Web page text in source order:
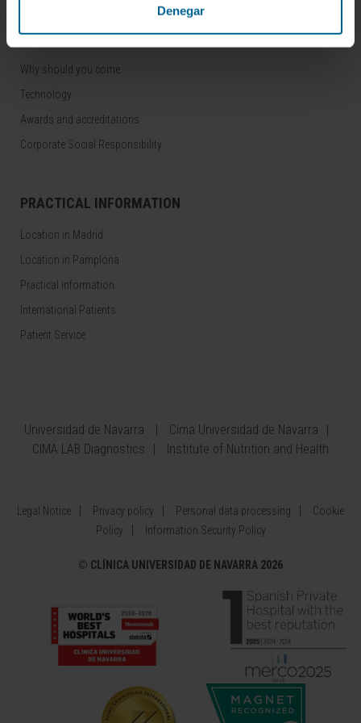
Denegar
ABOUT US
Why should you come
Technology
Awards and accreditations
Corporate Social Responsibility
PRACTICAL INFORMATION
Location in Madrid
Location in Pamplona
Practical information
International Patients
Patient Service
Universidad de Navarra
Cima Universidad de Navarra
CIMA LAB Diagnostics
Institute of Nutrition and Health
Legal Notice Privacy policy Personal data processing
Cookie
Policy
Information Security Policy
© CLÍNICA UNIVERSIDAD DE NAVARRA 2026